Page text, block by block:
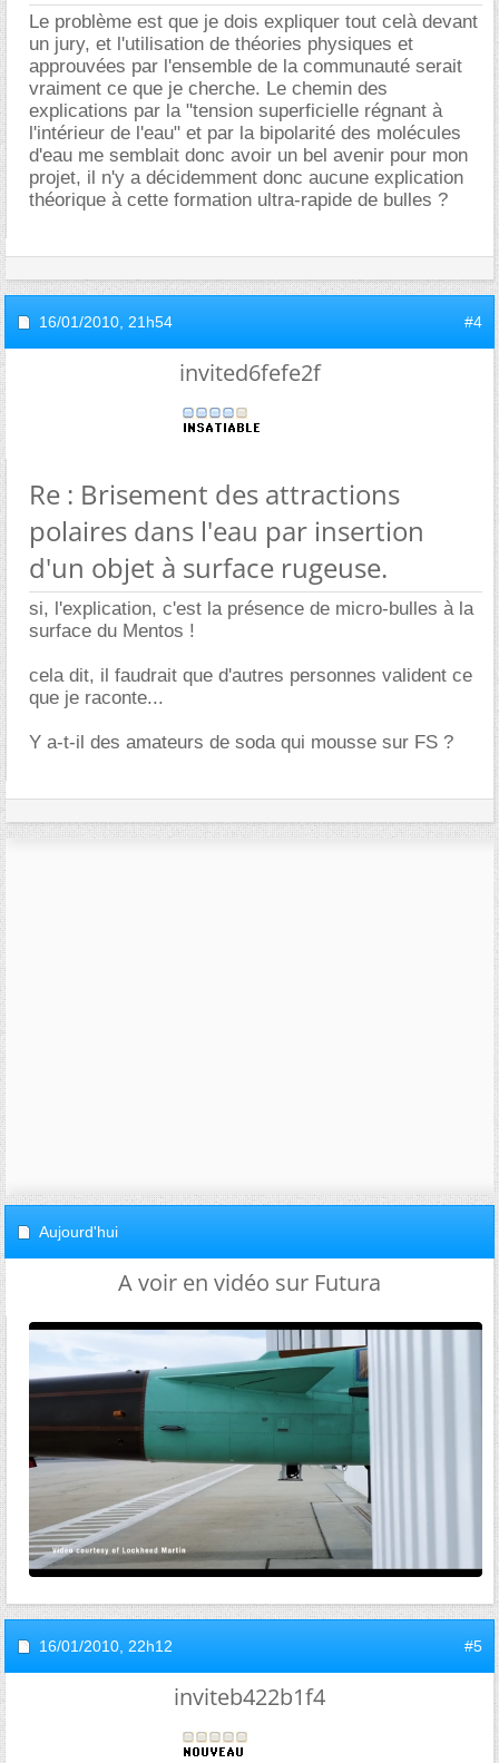
Le problème est que je dois expliquer tout celà devant
un jury, et l'utilisation de théories physiques et
approuvées par l'ensemble de la communauté serait
vraiment ce que je cherche. Le chemin des
explications par la "tension superficielle régnant à
l'intérieur de l'eau" et par la bipolarité des molécules
d'eau me semblait donc avoir un bel avenir pour mon
projet, il n'y a décidemment donc aucune explication
théorique à cette formation ultra-rapide de bulles ?
16/01/2010, 21h54 #4
invited6fefe2f
Re : Brisement des attractions
polaires dans l'eau par insertion
d'un objet à surface rugeuse.
si, l'explication, c'est la présence de micro-bulles à la
surface du Mentos !
cela dit, il faudrait que d'autres personnes valident ce
que je raconte...
Y a-t-il des amateurs de soda qui mousse sur FS ?
Aujourd'hui
A voir en vidéo sur Futura
16/01/2010, 22h12 #5
inviteb422b1f4